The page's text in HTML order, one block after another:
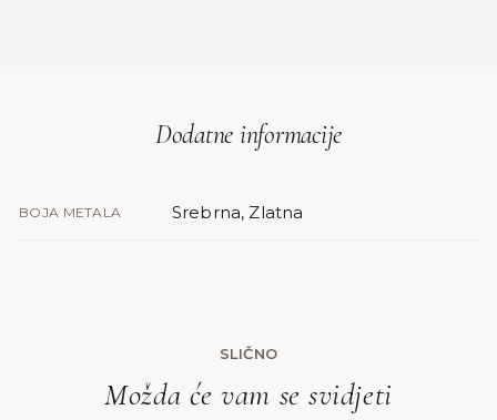
Dodatne informacije
BOJA METALA Srebrna, Zlatna
SLIČNO
Možda će vam se svidjeti